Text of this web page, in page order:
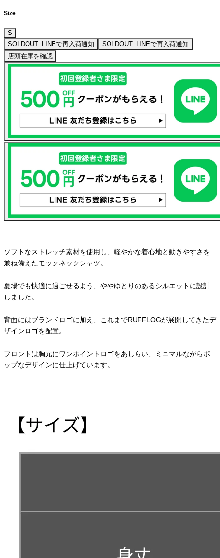
Size
S
SOLDOUT: LINEで再入荷通知
SOLDOUT: LINEで再入荷通知
店頭在庫を確認
ソフトなストレッチ素材を使用し、軽やかな着心地と動きやすさを
兼ね備えたモックネックシャツ。
夏場でも快適に過ごせるよう、ややゆとりのあるシルエットに設計
しました。
背面にはブランドロゴに加え、これまでRUFFLOGが展開してきたデ
ザインロゴを配置。
フロントは胸元にワンポイントロゴをあしらい、ミニマルながらポ
ップなデザインに仕上げています。